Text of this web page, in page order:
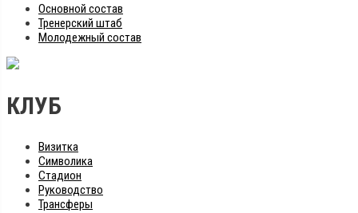
Основной состав
Тренерский штаб
Молодежный состав
КЛУБ
Визитка
Символика
Стадион
Руководство
Трансферы